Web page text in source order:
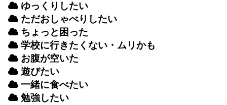
ゆっくりしたい
ただおしゃべりしたい
ちょっと 困 った
学校に行きたくない・ムリかも
お腹が空いた
遊びたい
一緒に食べたい
勉強したい